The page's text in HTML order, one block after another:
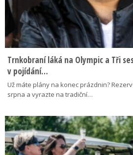
Trnkobraní láká na Olympic a Tři
v pojídání…
Už máte plány na konec prázdnin?
srpna a vyrazte na tradiční…